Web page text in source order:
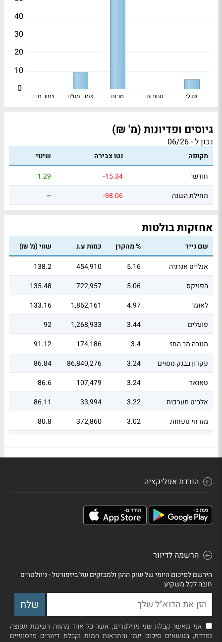
צמוד מדד צמוד מט"ח מניות סחורות שקלי
0
10
20
30
40
גיוסים ופדיונות (מ' ₪)
נכון ל - 06/26
תקופה נטו צבירה
שינוי
חודשי
-15.34
1.29
תחילת השנה
-98.06
--
אחזקות בולטות
שם נייר % מהקרן כמות ע.נ
שווי (מ' ₪)
אנלייט אנרגיה
5.16
454,910
138.2
הפניקס
5.06
722,957
135.48
לאומי
4.97
1,862,161
133.16
פועלים
3.44
1,268,933
92
מנורה מב החז
3.4
174,186
91.12
פקדון בבנק מסוים
3.24
86,840,276
86.84
טאואר
3.24
107,479
86.6
אלביט מערכות
3.22
33,994
86.11
מזרחי טפחות
3.02
372,860
80.8
הורדת אפליקציה
הרשמה לדיוור
הירשם לסיכום היומי של שוק ההון ולמבזקים של ביזפורטל - ניוזלטרים
חובה לכל משקיע
אני מאשר קבלת שני ניוזלטרים, אשר כל אחד מהווה רשימת תפוצה
נפרדת, בנושאים סיכום יומי והתראות חמות וקבלת דיוורים פרסומיים